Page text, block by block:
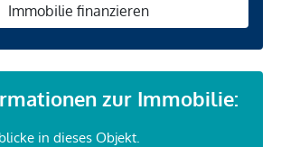
Immobilie finanzieren
zur Immobilie:
in dieses Objekt.